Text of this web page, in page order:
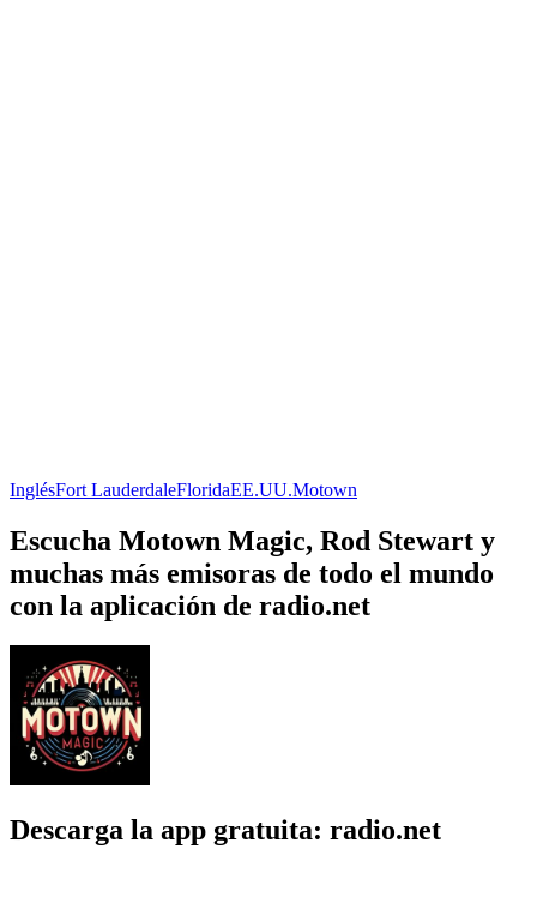
InglésFort LauderdaleFloridaEE.UU.Motown
Escucha Motown Magic, Rod Stewart y
muchas más emisoras de todo el mundo
con la aplicación de radio.net
Descarga la app gratuita: radio.net